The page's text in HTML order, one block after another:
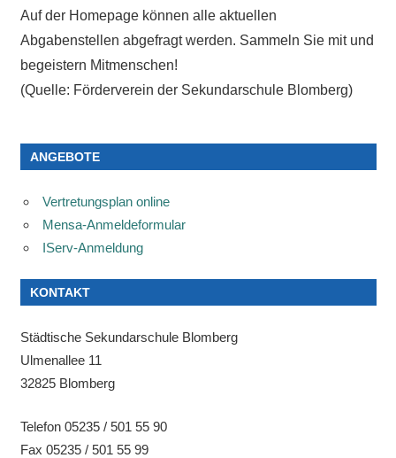
Auf der Homepage können alle aktuellen
Abgabenstellen abgefragt werden. Sammeln Sie mit und
begeistern Mitmenschen!
(Quelle: Förderverein der Sekundarschule Blomberg)
POLIO
ANGEBOTE
Vertretungsplan online
Mensa-Anmeldeformular
IServ-Anmeldung
KONTAKT
Städtische Sekundarschule Blomberg
Ulmenallee 11
32825 Blomberg
Telefon 05235 / 501 55 90
Fax 05235 / 501 55 99